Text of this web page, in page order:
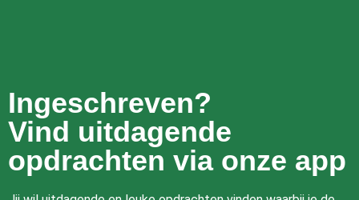
Ingeschreven?
Vind uitdagende
opdrachten via onze app